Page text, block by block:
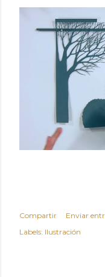
Compartir
Enviar
Labels: Ilustración